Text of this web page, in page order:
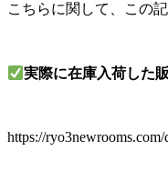
こちらに関して、この
実際に在庫入荷した
https://